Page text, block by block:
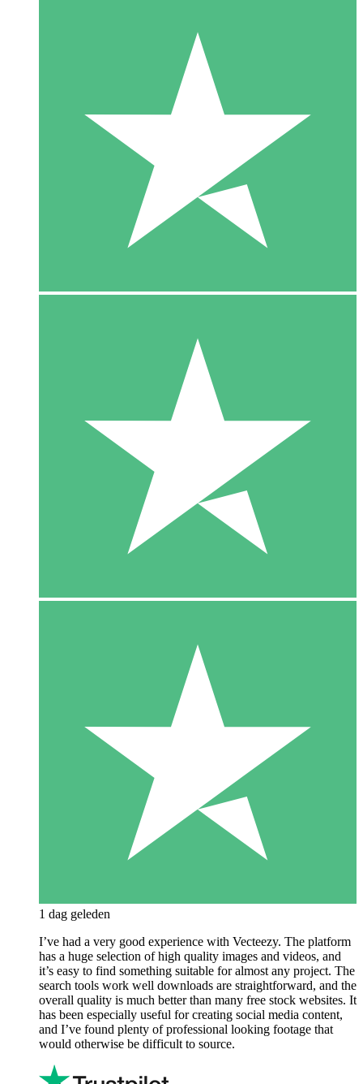
1 dag geleden
I’ve had a very good experience with Vecteezy. The platform
has a huge selection of high quality images and videos, and
it’s easy to find something suitable for almost any project. The
search tools work well downloads are straightforward, and the
overall quality is much better than many free stock websites. It
has been especially useful for creating social media content,
and I’ve found plenty of professional looking footage that
would otherwise be difficult to source.